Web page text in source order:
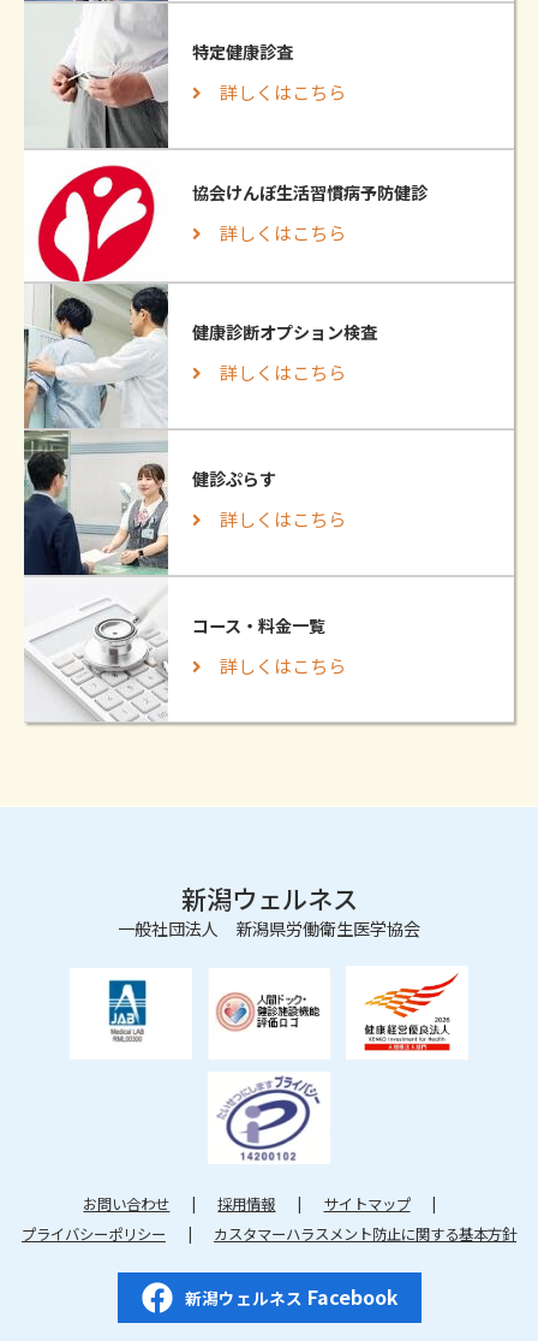
特定健康診査
詳しくはこちら
協会けんぽ生活習慣病予防健診
詳しくはこちら
健康診断オプション検査
詳しくはこちら
健診ぷらす
詳しくはこちら
コース・料金一覧
詳しくはこちら
新潟ウェルネス
一般社団法人 新潟県労働衛生医学協会
お問い合わせ 採用情報
サイトマップ
プライバシーポリシー
カスタマーハラスメント防止に関する基本方針
新潟ウェルネス Facebook